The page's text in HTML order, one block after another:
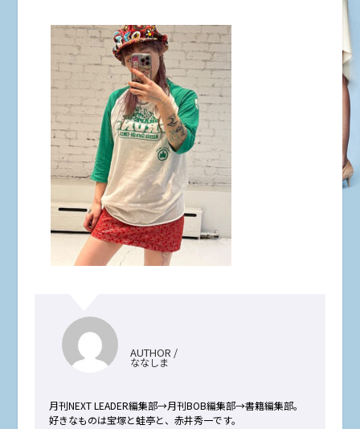
AUTHOR /
ななしま
月刊NEXT LEADER編集部→月刊BOB編集部→書籍編集部。
好きなものは宝塚と蛙亭と、赤井秀一です。